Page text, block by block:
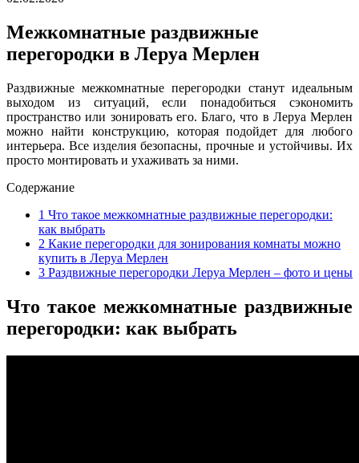
Межкомнатные раздвижные
перегородки в Леруа Мерлен
Раздвижные межкомнатные перегородки станут идеальным
выходом из ситуаций, если понадобиться сэкономить
пространство или зонировать его. Благо, что в Леруа Мерлен
можно найти конструкцию, которая подойдет для любого
интерьера. Все изделия безопасны, прочные и устойчивы. Их
просто монтировать и ухаживать за ними.
Содержание
1 Что такое межкомнатные раздвижные перегородки:
как выбрать
2 Какие перегородки для зонирования комнаты можно
купить в Леруа Мерлен
3 Раздвижные перегородки Леруа Мерлен – фото и цены
Что такое межкомнатные раздвижные
перегородки: как выбрать